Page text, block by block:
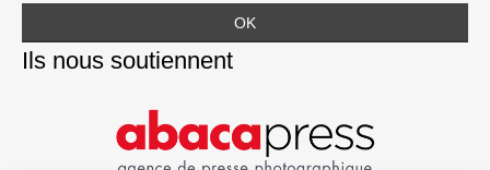
Ils nous soutiennent